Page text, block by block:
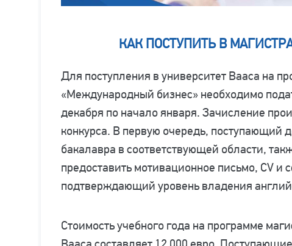
КАК ПОСТУПИТЬ В
Для поступления в университет Вааса на
«Международный бизнес» необходимо
декабря по начало января. Зачисление
конкурса. В первую очередь, поступающий
бакалавра в соответствующей области,
предоставить мотивационное письмо, CV и
подтверждающий уровень владения
Стоимость учебного года на программе